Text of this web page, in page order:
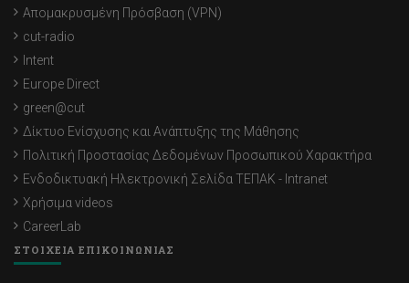
Απομακρυσμένη Πρόσβαση (VPN)
cut-radio
Intent
Europe Direct
green@cut
Δίκτυο Ενίσχυσης και Ανάπτυξης της Μάθησης
Πολιτική Προστασίας Δεδομένων Προσωπικού Χαρακτήρα
Ενδοδικτυακή Ηλεκτρονική Σελίδα ΤΕΠΑΚ - Intranet
Χρήσιμα videos
CareerLab
ΣΤΟΙΧΕΙΑ ΕΠΙΚΟΙΝΩΝΙΑΣ